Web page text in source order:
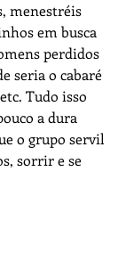
menestréis
em busca
perdidos
seria o cabaré
Tudo isso
a dura
o grupo servil
sorrir e se